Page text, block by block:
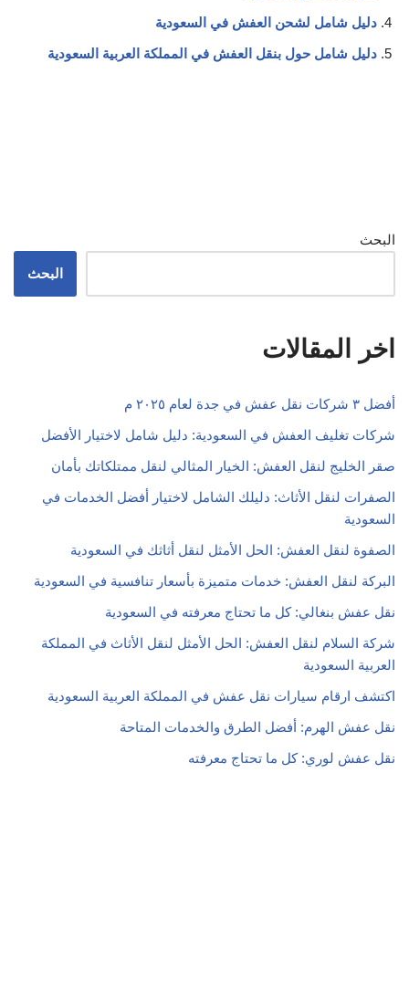
دليل شامل لشحن العفش في السعودية
دليل شامل حول بنقل العفش في المملكة العربية السعودية
البحث
البحث
اخر المقالات
أفضل ٣ شركات نقل عفش في جدة لعام ٢٠٢٥ م
شركات تغليف العفش في السعودية: دليل شامل لاختيار الأفضل
صقر الخليج لنقل العفش: الخيار المثالي لنقل ممتلكاتك بأمان
الصفرات لنقل الأثاث: دليلك الشامل لاختيار أفضل الخدمات في
السعودية
الصفوة لنقل العفش: الحل الأمثل لنقل أثاثك في السعودية
البركة لنقل العفش: خدمات متميزة بأسعار تنافسية في السعودية
نقل عفش بنغالي: كل ما تحتاج معرفته في السعودية
شركة السلام لنقل العفش: الحل الأمثل لنقل الأثاث في المملكة
العربية السعودية
اكتشف ارقام سيارات نقل عفش في المملكة العربية السعودية
نقل عفش الهرم: أفضل الطرق والخدمات المتاحة
نقل عفش لوري: كل ما تحتاج معرفته